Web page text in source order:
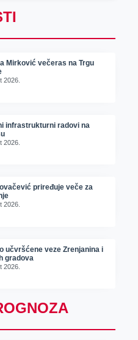
Mirković večeras na Trgu
2026.
infrastrukturni radovi na
2026.
priređuje veče za
2026.
učvršćene veze Zrenjanina i
gradova
2026.